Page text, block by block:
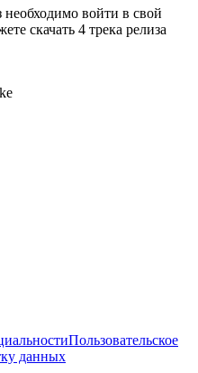
необходимо войти в свой
скачать 4 трека релиза
Пользовательское
данных